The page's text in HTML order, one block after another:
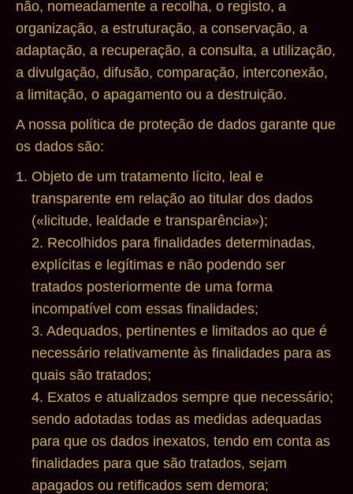
não, nomeadamente a recolha, o registo, a
organização, a estruturação, a conservação, a
adaptação, a recuperação, a consulta, a utilização,
a divulgação, difusão, comparação, interconexão,
a limitação, o apagamento ou a destruição.
A nossa política de proteção de dados garante que
os dados são:
Objeto de um tratamento lícito, leal e
transparente em relação ao titular dos dados
(«licitude, lealdade e transparência»);
2. Recolhidos para finalidades determinadas,
explícitas e legítimas e não podendo ser
tratados posteriormente de uma forma
incompatível com essas finalidades;
3. Adequados, pertinentes e limitados ao que é
necessário relativamente às finalidades para as
quais são tratados;
4. Exatos e atualizados sempre que necessário;
sendo adotadas todas as medidas adequadas
para que os dados inexatos, tendo em conta as
finalidades para que são tratados, sejam
apagados ou retificados sem demora;